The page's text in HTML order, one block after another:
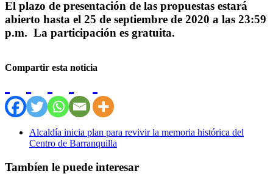
El plazo de presentación de las propuestas estará
abierto hasta el 25 de septiembre de 2020 a las 23:59
p.m. La participación es gratuita.
Compartir esta noticia
Alcaldía inicia plan para revivir la memoria histórica del
Centro de Barranquilla
Tambíen le puede interesar